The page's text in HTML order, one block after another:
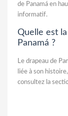
de Panamá en
informatif.
Quelle est
Panamá ?
Le drapeau de
liée à son
consultez la